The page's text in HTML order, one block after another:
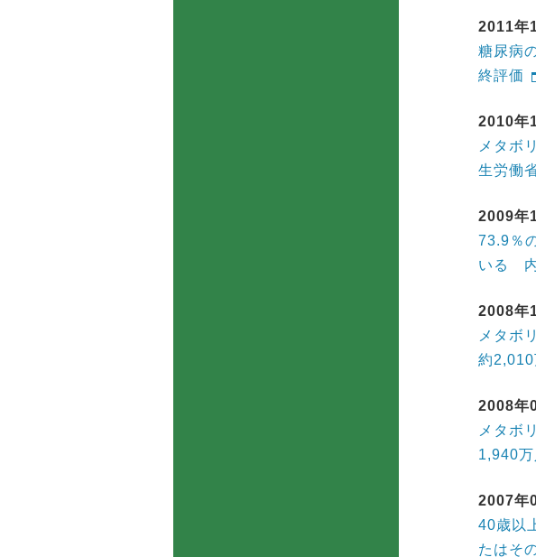
2011年
糖尿病
終評価
2010年
メタボ
生労働
2009年
73.9％
いる 内
2008年
メタボ
約
2008年
メタボ
1,940
2007年
40歳以
たはそ